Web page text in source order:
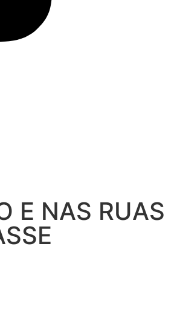
E NAS RUAS